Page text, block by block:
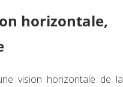
horizontale,
vision horizontale de la